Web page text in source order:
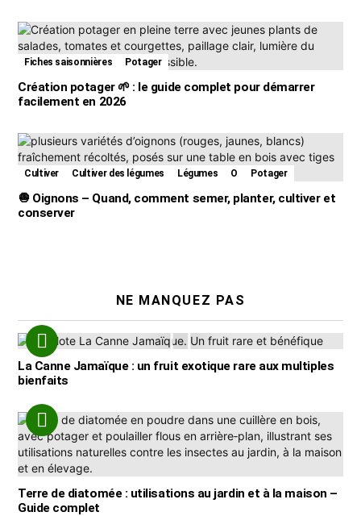
Fiches saisonnières Potager
Création potager 🌱 : le guide complet pour démarrer
facilement en 2026
Cultiver Cultiver des légumes Légumes O Potager
🧅 Oignons – Quand, comment semer, planter, cultiver et
conserver
NE MANQUEZ PAS
La Canne Jamaïque : un fruit exotique rare aux multiples
bienfaits
Terre de diatomée : utilisations au jardin et à la maison –
Guide complet